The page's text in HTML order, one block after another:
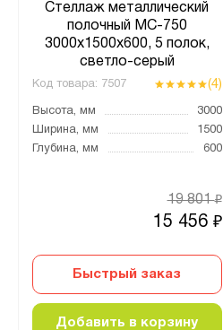
Стеллаж металлический
полочный МС-750
3000х1500х600, 5 полок,
светло-серый
Код товара: 7507 (4)
Высота, мм
3000
Ширина, мм
1500
Глубина, мм
600
15 456 ₽
19 801₽
Быстрый заказ
Добавить в корзину